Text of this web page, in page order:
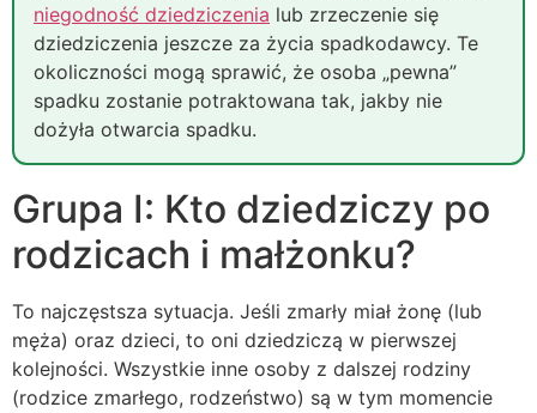
niegodność dziedziczenia lub zrzeczenie się
dziedziczenia jeszcze za życia spadkodawcy. Te
okoliczności mogą sprawić, że osoba „pewna”
spadku zostanie potraktowana tak, jakby nie
dożyła otwarcia spadku.
Grupa I: Kto dziedziczy po
rodzicach i małżonku?
To najczęstsza sytuacja. Jeśli zmarły miał żonę (lub
męża) oraz dzieci, to oni dziedziczą w pierwszej
kolejności. Wszystkie inne osoby z dalszej rodziny
(rodzice zmarłego, rodzeństwo) są w tym momencie